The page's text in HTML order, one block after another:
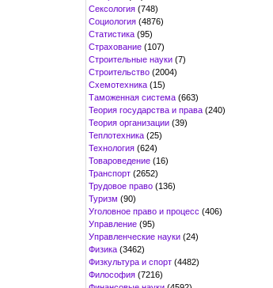
Сексология (748)
Социология (4876)
Статистика (95)
Страхование (107)
Строительные науки (7)
Строительство (2004)
Схемотехника (15)
Таможенная система (663)
Теория государства и права (240)
Теория организации (39)
Теплотехника (25)
Технология (624)
Товароведение (16)
Транспорт (2652)
Трудовое право (136)
Туризм (90)
Уголовное право и процесс (406)
Управление (95)
Управленческие науки (24)
Физика (3462)
Физкультура и спорт (4482)
Философия (7216)